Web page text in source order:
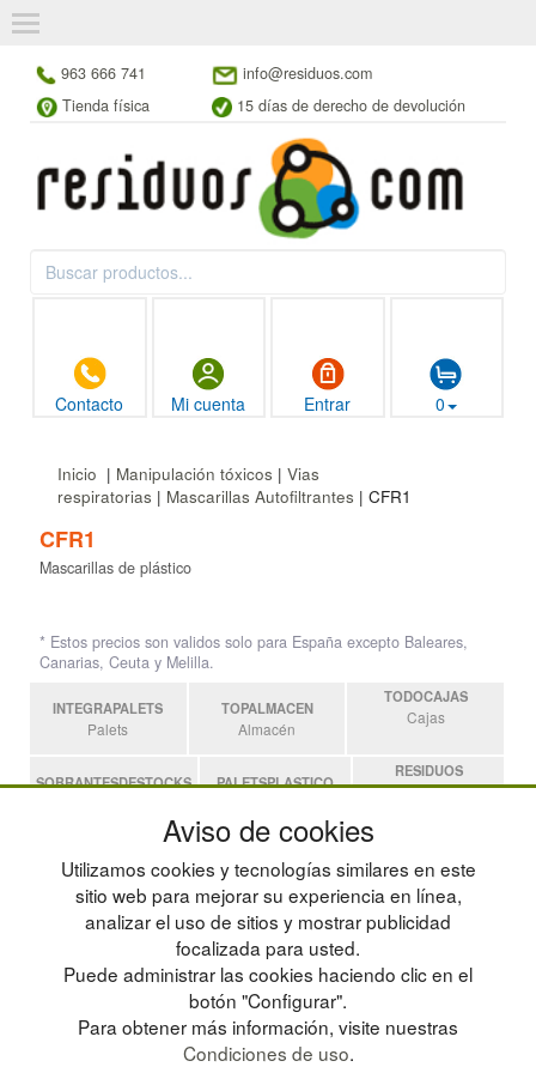
963 666 741
info@residuos.com
Tienda física
15 días de derecho de devolución
Contacto Mi cuenta Entrar 0
Inicio | Manipulación tóxicos | Vias
respiratorias | Mascarillas Autofiltrantes | CFR1
CFR1
Mascarillas de plástico
* Estos precios son validos solo para España excepto Baleares,
Canarias, Ceuta y Melilla.
INTEGRAPALETS
Palets
TOPALMACEN
Almacén
TODOCAJAS
Cajas
SOBRANTESDESTOCKS PALETSPLASTICO
RESIDUOS
Residuos
Estanterias
POLÍTICA DE PRIVACIDAD
CONDICIONES DE USO
CAMBIOS Y DEVOLUCIONES
CONTACTO
MAPA WEB
PREGUNTAS FRECUENTES
INGRESA A TU CUENTA
Aviso de cookies
Utilizamos cookies y tecnologías similares en este
sitio web para mejorar su experiencia en línea,
analizar el uso de sitios y mostrar publicidad
focalizada para usted.
Puede administrar las cookies haciendo clic en el
botón "Configurar".
Para obtener más información, visite nuestras
Condiciones de uso.